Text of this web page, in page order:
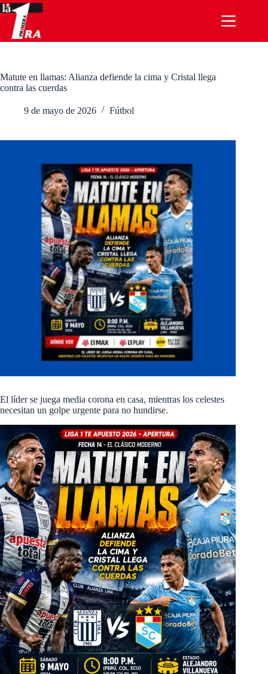
Saltar
al
contenido
Matute en llamas: Alianza defiende la cima y Cristal llega
contra las cuerdas
9 de mayo de 2026 Fútbol
El líder se juega media corona en casa, mientras los celestes
necesitan un golpe urgente para no hundirse.